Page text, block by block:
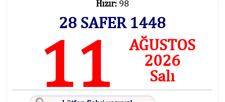
Hızır: 98
28 SAFER 1448
11
AĞUSTOS
2026
Salı